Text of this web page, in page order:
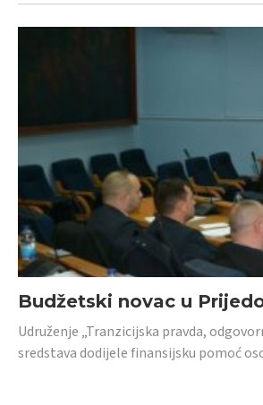
Budžetski novac u
Udruženje „Tranzicijska pravda,
sredstava dodijele finansijsku pomoć